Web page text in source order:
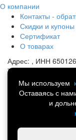
О компании
Контакты -
Скидки и купоны
Сертификат
О товарах
Адрес: , ИНН
Телефон:8 (914)
Почта:
Мы используем
Оставаясь с
и
Спортивная
Интернет-магазин